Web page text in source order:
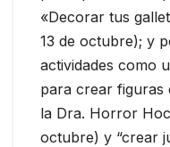
«Decorar tus
13 de octubre); y
actividades como
para crear figuras
la Dra. Horror
octubre) y “crear